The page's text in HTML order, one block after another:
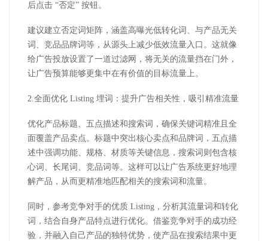
后点击 “否定” 按钮。
建议建立否定词矩阵，涵盖高曝光低转化词、与产品无关
词、竞品品牌词等，从源头上减少低效流量入口。这就像
给广告投放设置了一道过滤网，将无关的流量挡在门外，
让广告预算能够更集中在有价值的目标流量上。
2.全面优化 Listing 埋词：提升广告相关性，吸引精准流量
优化产品标题、五点描述和搜索词，确保关键词精准且全
面覆盖产品卖点。标题中突出核心卖点和品牌词，五点描
述中强调功能、规格、材质等关键信息，搜索词则包含核
心词、长尾词、竞品词等。这样可以让广告系统更好地理
解产品，从而更精准地匹配相关的搜索词和流量。
同时，参考竞争对手的优质 Listing，分析其流量词和转化
词，结合自身产品特点进行优化。借鉴竞争对手的成功经
验，并融入自己产品的独特优势，使产品在搜索结果中更